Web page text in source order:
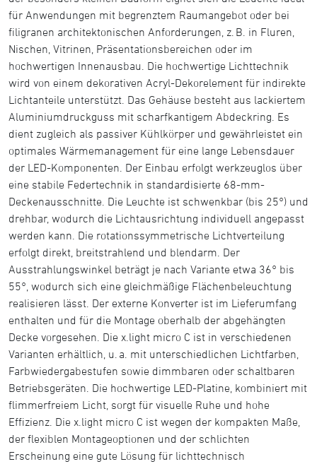
für Anwendungen mit begrenztem Raumangebot oder bei
filigranen architektonischen Anforderungen, z. B. in Fluren,
Nischen, Vitrinen, Präsentationsbereichen oder im
hochwertigen Innenausbau. Die hochwertige Lichttechnik
wird von einem dekorativen Acryl-Dekorelement für indirekte
Lichtanteile unterstützt. Das Gehäuse besteht aus lackiertem
Aluminiumdruckguss mit scharfkantigem Abdeckring. Es
dient zugleich als passiver Kühlkörper und gewährleistet ein
optimales Wärmemanagement für eine lange Lebensdauer
der LED-Komponenten. Der Einbau erfolgt werkzeuglos über
eine stabile Federtechnik in standardisierte 68-mm-
Deckenausschnitte. Die Leuchte ist schwenkbar (bis 25°) und
drehbar, wodurch die Lichtausrichtung individuell angepasst
werden kann. Die rotationssymmetrische Lichtverteilung
erfolgt direkt, breitstrahlend und blendarm. Der
Ausstrahlungswinkel beträgt je nach Variante etwa 36° bis
55°, wodurch sich eine gleichmäßige Flächenbeleuchtung
realisieren lässt. Der externe Konverter ist im Lieferumfang
enthalten und für die Montage oberhalb der abgehängten
Decke vorgesehen. Die x.light micro C ist in verschiedenen
Varianten erhältlich, u. a. mit unterschiedlichen Lichtfarben,
Farbwiedergabestufen sowie dimmbaren oder schaltbaren
Betriebsgeräten. Die hochwertige LED-Platine, kombiniert mit
flimmerfreiem Licht, sorgt für visuelle Ruhe und hohe
Effizienz. Die x.light micro C ist wegen der kompakten Maße,
der flexiblen Montageoptionen und der schlichten
Erscheinung eine gute Lösung für lichttechnisch